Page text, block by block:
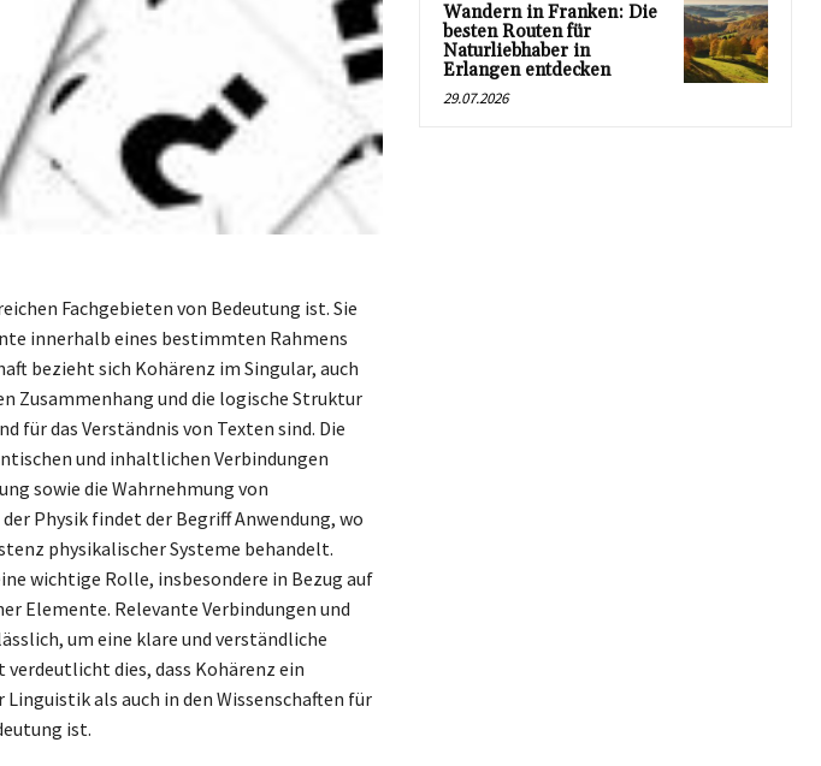
Fachgebieten von Bedeutung ist. Sie
innerhalb eines bestimmten Rahmens
bezieht sich Kohärenz im Singular, auch
Zusammenhang und die logische Struktur
für das Verständnis von Texten sind. Die
und inhaltlichen Verbindungen
sowie die Wahrnehmung von
Physik findet der Begriff Anwendung, wo
physikalischer Systeme behandelt.
wichtige Rolle, insbesondere in Bezug auf
Elemente. Relevante Verbindungen und
um eine klare und verständliche
dies, dass Kohärenz ein
als auch in den Wissenschaften für
ist.
Wandern in Franken: Die
besten Routen für
Naturliebhaber in
Erlangen entdecken
29.07.2026